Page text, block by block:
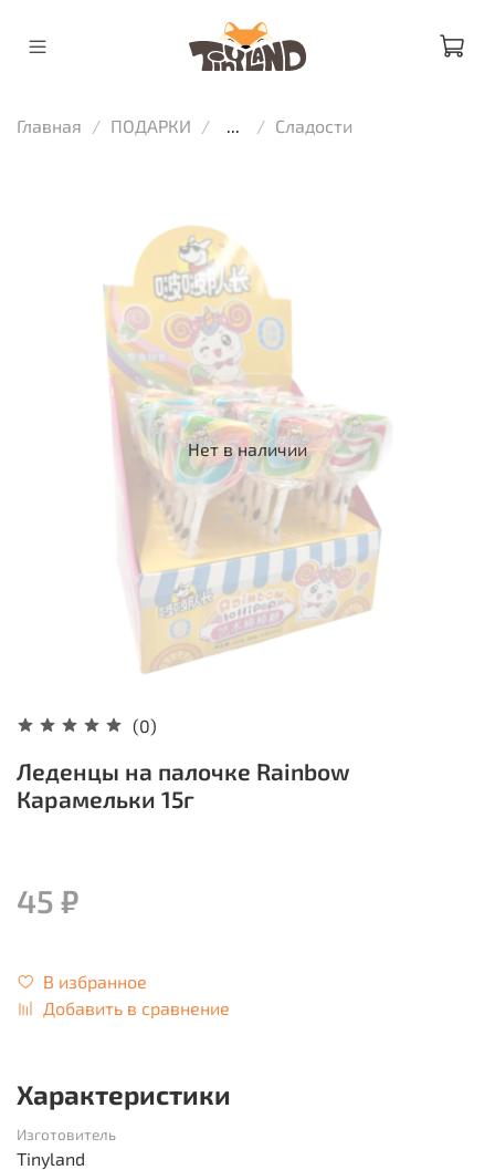
Главная ПОДАРКИ Сладости
Нет в наличии
(0)
Леденцы на палочке Rainbow
Карамельки 15г
45 ₽
В избранное
Добавить в сравнение
Характеристики
Изготовитель
Tinyland